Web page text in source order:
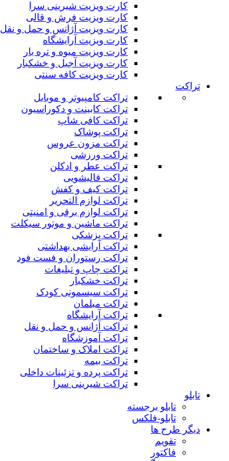
کارت ویزیت شیرینی سرا
کارت ویزیت فرش و قالی
کارت ویزیت آژانس و حمل و نقل
کارت ویزیت آرایشگاه
کارت ویزیت میوه و تره بار
کارت ویزیت آجیل و خشکبار
کارت ویزیت کافه سنتی
تراکت
تراکت کامپیوتر و موبایل
تراکت کابینت و دکوراسیون
تراکت کافی شاپ
تراکت پوشاک
تراکت مزون عروس
تراکت ورزشی
تراکت عطر و ادکلن
تراکت قالیشویی
تراکت کیف و کفش
تراکت لوازم التحریر
تراکت لوازم برقی و امنیتی
تراکت ماشین و موتور سیکلت
تراکت پزشکی
تراکت آرایشی بهداشتی
تراکت رستوران و فست فود
تراکت چاپ و تبلیغات
تراکت خشکبار
تراکت سیسمونی کودک
تراکت مبلمان
تراکت آرایشگاه
تراکت آژانس و حمل و نقل
تراکت آموزشگاه
تراکت املاک و ساختمان
تراکت بیمه
تراکت پرده و تزئینات داخلی
تراکت شیرینی سرا
تابلو
تابلو برجسته
تابلو-فلکس
دیگر طرح ها
تقویم
فاکتور